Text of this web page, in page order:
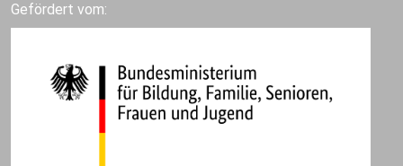
Gefördert vom: